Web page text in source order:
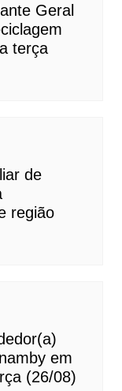
Geral
terça
de
região
em
(26/08)